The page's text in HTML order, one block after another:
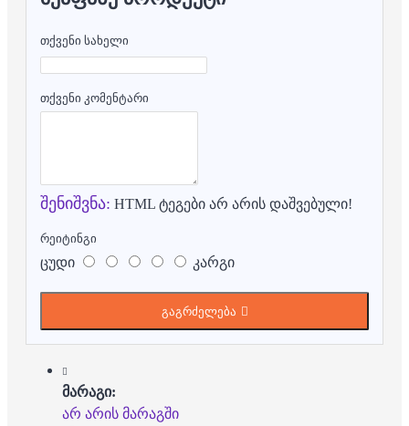
თქვენი სახელი
თქვენი კომენტარი
შენიშვნა: HTML ტეგები არ არის დაშვებული!
რეიტინგი
ცუდი კარგი
გაგრძელება
მარაგი:
არ არის მარაგში